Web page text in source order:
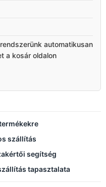
automatikusan
a kosár oldalon
szállítás
segítség
tapasztalata